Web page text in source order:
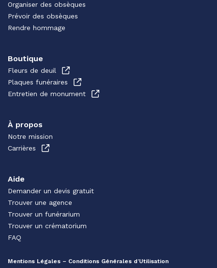
Organiser des obsèques
Prévoir des obsèques
Rendre hommage
Boutique
Fleurs de deuil
Plaques funéraires
Entretien de monument
À propos
Notre mission
Carrières
Aide
Demander un devis gratuit
Trouver une agence
Trouver un funérarium
Trouver un crématorium
FAQ
Mentions Légales – Conditions Générales d’Utilisation